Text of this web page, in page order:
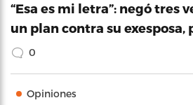
“Esa es mi letra”: negó tres
un plan contra su exesposa,
0
Opiniones